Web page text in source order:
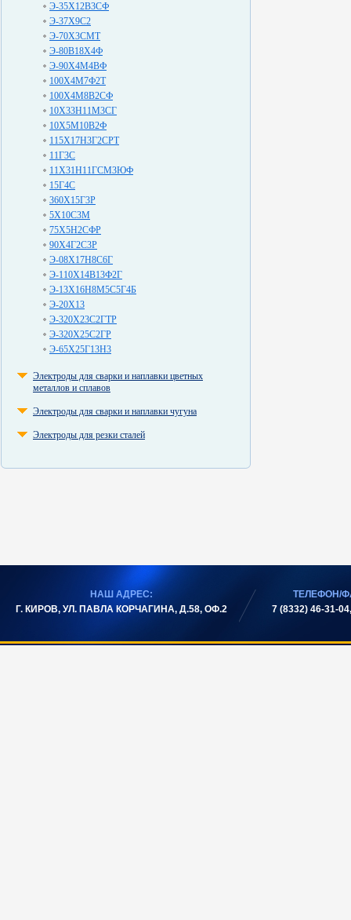
Э-35Х12В3СФ
Э-37Х9С2
Э-70Х3СМТ
Э-80В18Х4Ф
Э-90Х4М4ВФ
100Х4М7Ф2Т
100Х4М8В2СФ
10Х33Н11М3СГ
10Х5М10В2Ф
115Х17Н3Г2СРТ
11Г3С
11Х31Н11ГСМ3ЮФ
15Г4С
360Х15Г3Р
5Х10С3М
75Х5Н2СФР
90Х4Г2С3Р
Э-08Х17Н8С6Г
Э-110Х14В13Ф2Г
Э-13Х16Н8М5С5Г4Б
Э-20Х13
Э-320Х23С2ГТР
Э-320Х25С2ГР
Э-65Х25Г13Н3
Электроды для сварки и наплавки цветных
металлов и сплавов
Электроды для сварки и наплавки чугуна
Электроды для резки сталей
НАШ АДРЕС:
Г. КИРОВ, УЛ. ПАВЛА КОРЧАГИНА, Д.58, ОФ.2
ТЕЛЕФОН/
7 (8332) 46-31-